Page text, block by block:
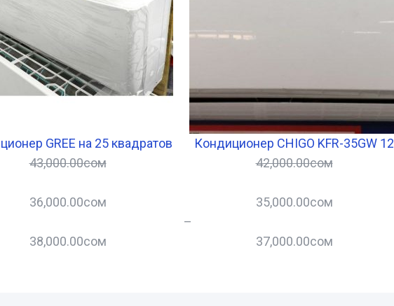
GREE на 25 квадратов
43,000.00сом
36,000.00сом
38,000.00сом
Кондиционер CHIGO KFR-35GW 12
42,000.00сом
35,000.00сом
–
37,000.00сом